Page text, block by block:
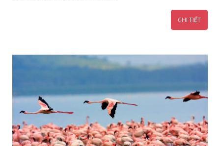
CHI TIẾT